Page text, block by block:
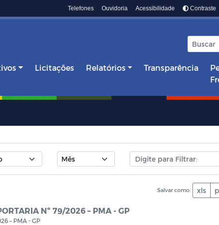
Telefones Ouvidoria Acessibilidade Contraste
Licitações Relatórios Transparência
Salvar como: xls
Nº 79/2026 – PMA - GP
– PMA - GP